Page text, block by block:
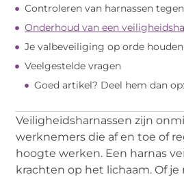
Controleren van harnassen
Onderhoud van een
Je valbeveiliging op orde houden
Veelgestelde vragen
Goed artikel? Deel hem dan op:
Veiligheidsharnassen zijn
werknemers die af en toe of
hoogte werken. Een harnas
krachten op het lichaam. Of